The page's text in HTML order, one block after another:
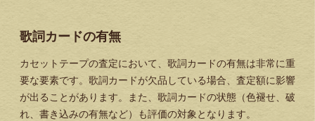
歌詞カードの有無
カセットテープの査定において、 歌詞カードの有無は非常に重
要な要素です。歌詞カードが欠品している場合、査定額に影響
が出ることがあります。また、歌詞カードの状態（色褪せ、破
れ、書き込みの有無など）も評価の対象となります。